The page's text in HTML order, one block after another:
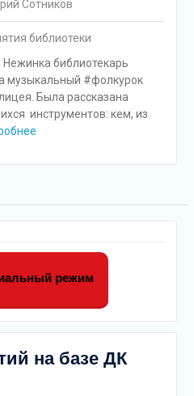
масла и
стала
Сотников
библиотеки
библиотекарь
музыкальный #фолкурок
Была рассказана
инструментов: кем, из
режим
на базе ДК